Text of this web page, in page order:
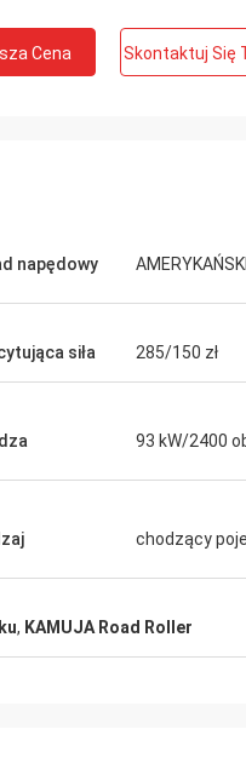
Cena Skontaktuj Się
napędowy
siła 285/150 zł
93 kW/2400
chodzący
, KAMUJA Road Roller